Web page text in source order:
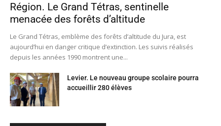
Région. Le Grand Tétras, sentinelle
menacée des forêts d’altitude
Le Grand Tétras, emblème des forêts d’altitude du Jura, est
aujourd’hui en danger critique d’extinction. Les suivis réalisés
depuis les années 1990 montrent une...
Levier. Le nouveau groupe scolaire pourra
accueillir 280 élèves